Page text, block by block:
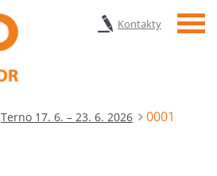
Kontakty Menu
Terno 17. 6. – 23. 6. 2026 0001